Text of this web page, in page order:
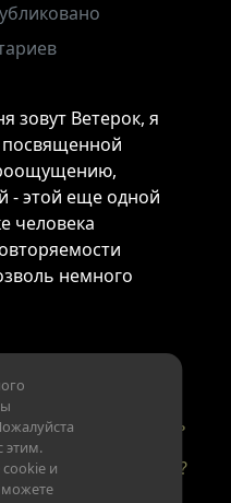
зовут Ветерок, я
посвященной
- этой еще одной
человека
немного
Обратная связь
Есть вопросы?
этим.
и